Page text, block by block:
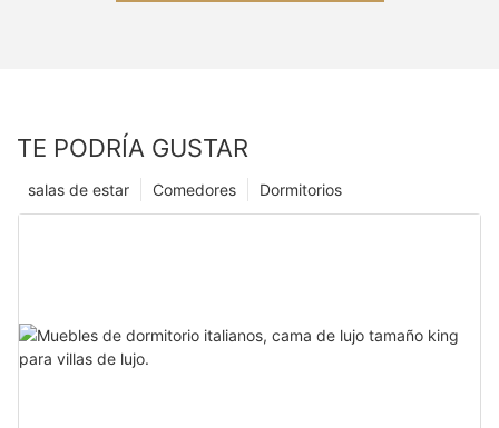
TE PODRÍA GUSTAR
Dormitorios
Comedores
salas de estar